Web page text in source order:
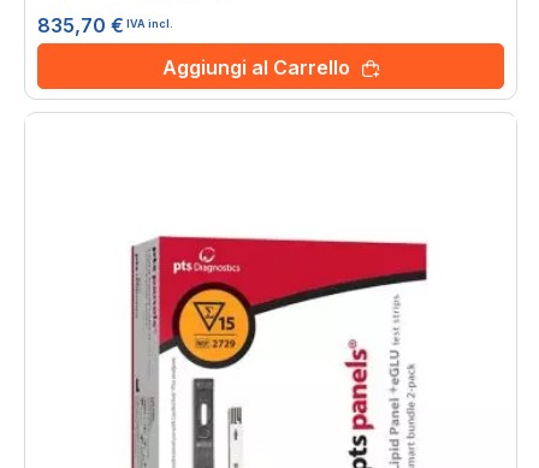
835,70 € IVA incl.
Aggiungi al Carrello